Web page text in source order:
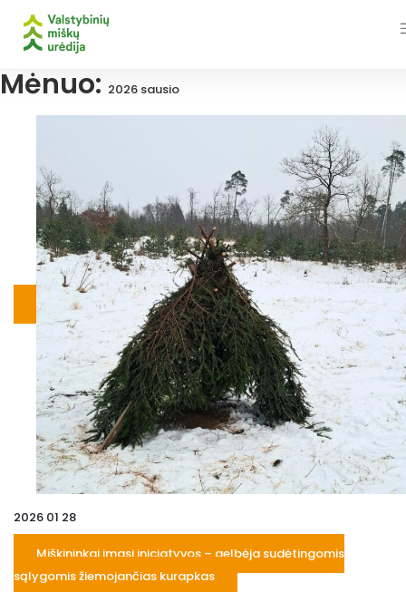
content
Mėnuo: 2026 sausio
2026 01 28
Miškininkai imasi iniciatyvos – gelbėja sudėtingomis
sąlygomis žiemojančias kurapkas